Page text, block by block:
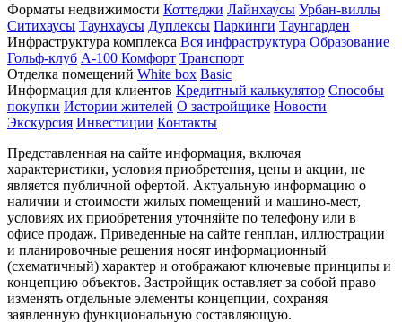
Форматы недвижимости Коттеджи Лайнхаусы Урбан-виллы
Ситихаусы Таунхаусы Дуплексы Паркинги Таунгарден
Инфраструктура комплекса Вся инфраструктура Образование
Гольф-клуб А-100 Комфорт Транспорт
Отделка помещений White box Basic
Информация для клиентов Кредитный калькулятор Способы
покупки Истории жителей О застройщике Новости
Экскурсия Инвестиции Контакты
Представленная на сайте информация, включая
характеристики, условия приобретения, цены и акции, не
является публичной офертой. Актуальную информацию о
наличии и стоимости жилых помещений и машино-мест,
условиях их приобретения уточняйте по телефону или в
офисе продаж. Приведенные на сайте генплан, иллюстрации
и планировочные решения носят информационный
(схематичный) характер и отображают ключевые принципы и
концепцию объектов. Застройщик оставляет за собой право
изменять отдельные элементы концепции, сохраняя
заявленную функциональную составляющую.